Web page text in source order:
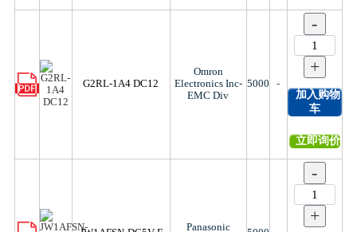
G2RL-1A4 DC12
Omron
Electronics Inc-
EMC Div
5000 -
-
+
加入购物
车
立即询价
Panasonic
-
+